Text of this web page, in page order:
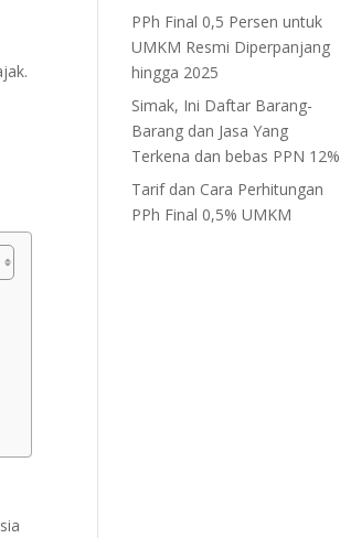
PPh Final 0,5 Persen untuk
UMKM Resmi Diperpanjang
hingga 2025
Simak, Ini Daftar Barang-
Barang dan Jasa Yang
Terkena dan bebas PPN 12%
Tarif dan Cara Perhitungan
PPh Final 0,5% UMKM